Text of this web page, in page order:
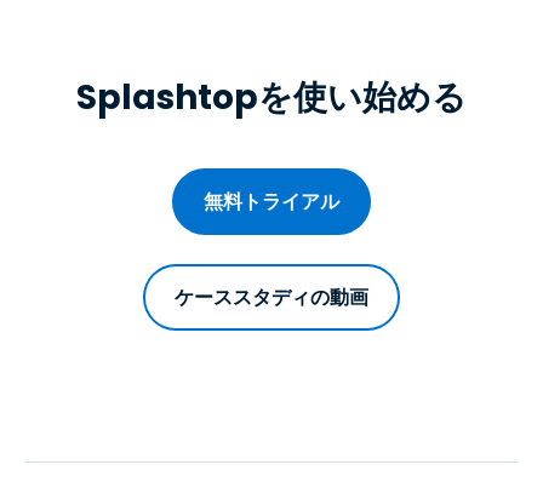
Splashtopを使い始める
無料トライアル
ケーススタディの動画